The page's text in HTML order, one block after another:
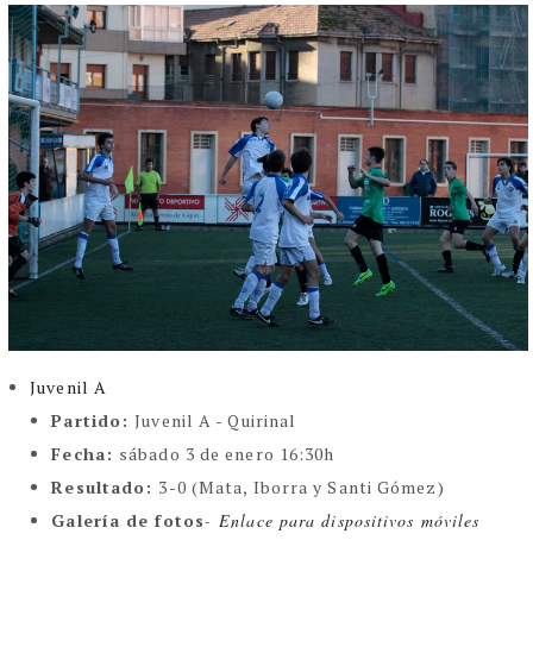
Juvenil A
Partido:Juvenil A - Quirinal
Fecha: sábado 3 de enero 16:30h
Resultado: 3-0 (Mata, Iborra y Santi Gómez)
Galería de fotos-Enlace para dispositivos móviles